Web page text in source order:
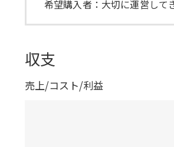
希望購入者：大切に運営して
収支
売上/コスト/利益